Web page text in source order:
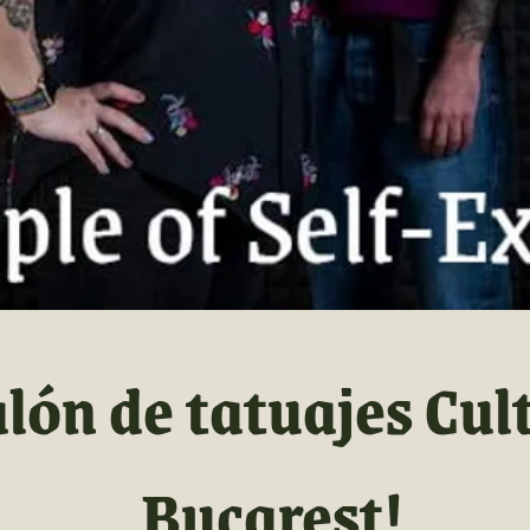
de tatuajes